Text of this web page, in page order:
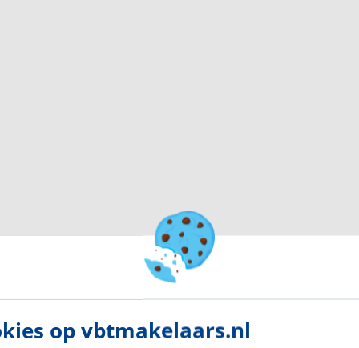
nis, afgewerkt met een laminaatvloer. Vanuit hier
en voorzien van een hangend closet en
op vbtmakelaars.nl